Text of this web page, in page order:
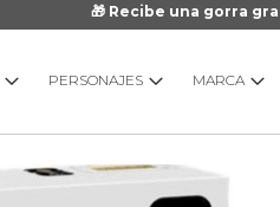
🎁 Recibe una gorra
PERSONAJES MARCA